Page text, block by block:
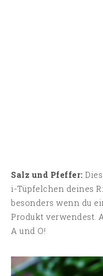
Salz und Pfeffer:
i-Tüpfelchen deines
besonders wenn du
Produkt verwendest.
A und O!